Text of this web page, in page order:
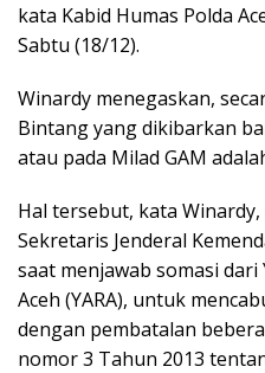
kata Kabid Humas Polda
Sabtu (18/12).
Winardy menegaskan,
Bintang yang dikibarkan
atau pada Milad GAM
Hal tersebut, kata
Sekretaris Jenderal
saat menjawab somasi dari
Aceh (YARA), untuk
dengan pembatalan
nomor 3 Tahun 2013